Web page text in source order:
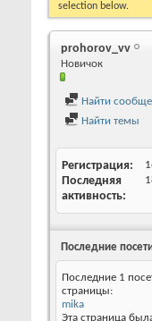
selection below.
prohorov_vv
Новичок
Найти
Найти темы
Регистрация
Последняя
активность
Последние
Последние 1
страницы:
mika
Эта страница